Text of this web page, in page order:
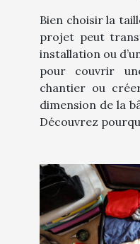
Bien choisir la
projet peut
installation ou
pour couvrir
chantier ou
dimension de la
Découvrez